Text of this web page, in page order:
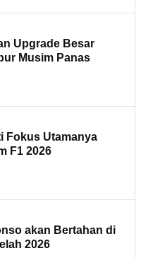
Upgrade Besar
Musim Panas
Fokus Utamanya
F1 2026
akan Bertahan di
2026